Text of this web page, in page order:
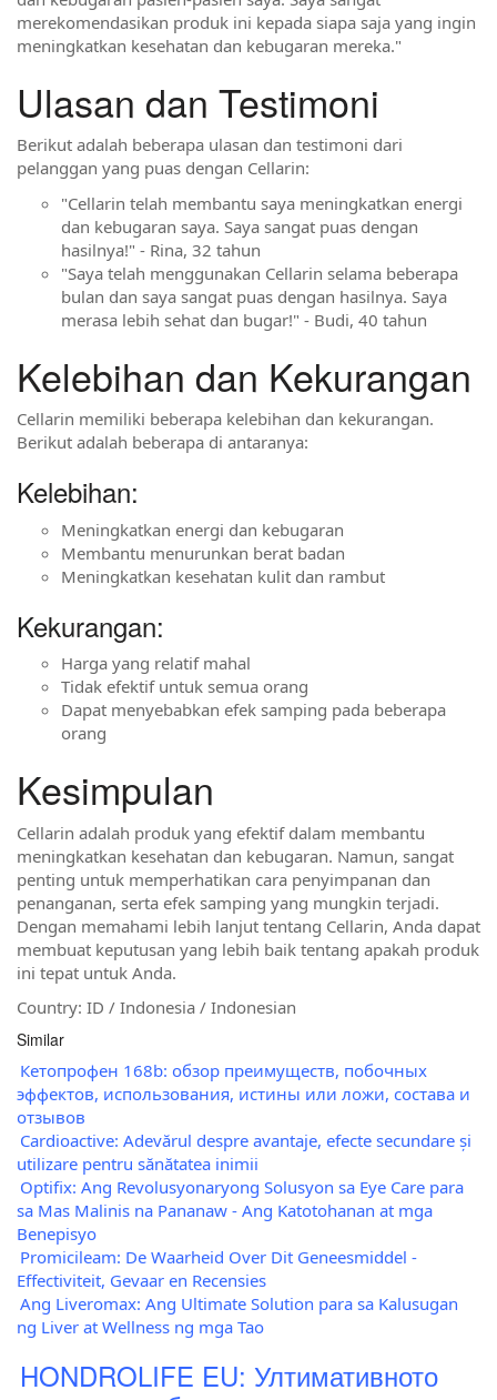
merekomendasikan produk ini kepada siapa saja yang ingin
meningkatkan kesehatan dan kebugaran mereka."
Ulasan dan Testimoni
Berikut adalah beberapa ulasan dan testimoni dari
pelanggan yang puas dengan Cellarin:
"Cellarin telah membantu saya meningkatkan energi
dan kebugaran saya. Saya sangat puas dengan
hasilnya!" - Rina, 32 tahun
"Saya telah menggunakan Cellarin selama beberapa
bulan dan saya sangat puas dengan hasilnya. Saya
merasa lebih sehat dan bugar!" - Budi, 40 tahun
Kelebihan dan Kekurangan
Cellarin memiliki beberapa kelebihan dan kekurangan.
Berikut adalah beberapa di antaranya:
Kelebihan:
Meningkatkan energi dan kebugaran
Membantu menurunkan berat badan
Meningkatkan kesehatan kulit dan rambut
Kekurangan:
Harga yang relatif mahal
Tidak efektif untuk semua orang
Dapat menyebabkan efek samping pada beberapa
orang
Kesimpulan
Cellarin adalah produk yang efektif dalam membantu
meningkatkan kesehatan dan kebugaran. Namun, sangat
penting untuk memperhatikan cara penyimpanan dan
penanganan, serta efek samping yang mungkin terjadi.
Dengan memahami lebih lanjut tentang Cellarin, Anda dapat
membuat keputusan yang lebih baik tentang apakah produk
ini tepat untuk Anda.
Country: ID / Indonesia / Indonesian
Similar
Кетопрофен 168b: обзор преимуществ, побочных
эффектов, использования, истины или ложи, состава и
отзывов
Cardioactive: Adevărul despre avantaje, efecte secundare și
utilizare pentru sănătatea inimii
Optifix: Ang Revolusyonaryong Solusyon sa Eye Care para
sa Mas Malinis na Pananaw - Ang Katotohanan at mga
Benepisyo
Promicileam: De Waarheid Over Dit Geneesmiddel -
Effectiviteit, Gevaar en Recensies
Ang Liveromax: Ang Ultimate Solution para sa Kalusugan
ng Liver at Wellness ng mga Tao
HONDROLIFE EU: Ултимативното